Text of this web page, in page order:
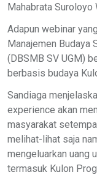
Mahabrata
Adapun webinar
Manajemen Budaya
(DBSMB SV UGM)
berbasis budaya
Sandiaga
experience akan
masyarakat
melihat-lihat saja
mengeluarkan uang
termasuk Kulon